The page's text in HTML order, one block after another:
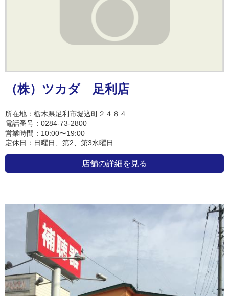
（株）ツカダ 足利店
所在地：栃木県足利市堀込町２４８４
電話番号：0284-73-2800
営業時間：10:00〜19:00
定休日：日曜日、第2、第3水曜日
店舗の詳細を見る